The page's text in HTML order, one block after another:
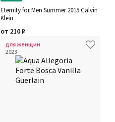
Eternity for Men Summer 2015 Calvin
Klein
от 210₽
для женщин
2023